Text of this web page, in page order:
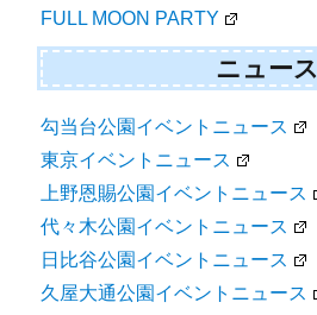
FULL MOON PARTY
ニュース
勾当台公園イベントニュース
東京イベントニュース
上野恩賜公園イベントニュース
代々木公園イベントニュース
日比谷公園イベントニュース
久屋大通公園イベントニュース